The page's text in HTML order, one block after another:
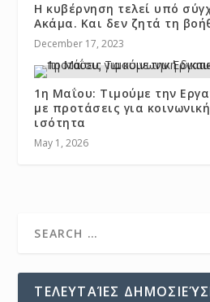
Η κυβέρνηση τελεί υπό
Ακάμα. Και δεν ζητά τη
December 17, 2023
1η Μαΐου: Τιμούμε την
με προτάσεις για
ισότητα
May 1, 2026
ΤΕΛΕΥΤΑΊΕΣ